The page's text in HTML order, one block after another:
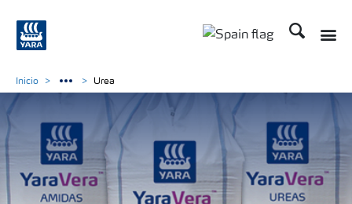
Buscar
Inicio Urea